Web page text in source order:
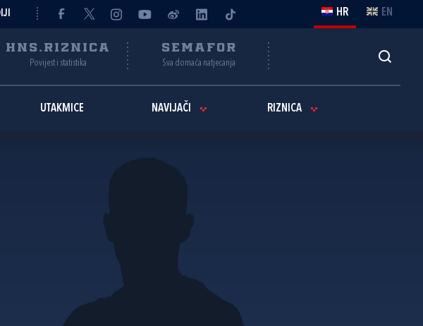
HR EN
HNS.RIZNICA
Povijest i statistika
SEMAFOR
Sva domaća natjecanja
UTAKMICE NAVIJAČI RIZNICA